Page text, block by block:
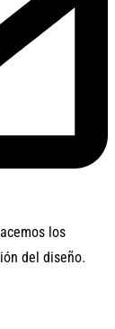
los
del diseño.